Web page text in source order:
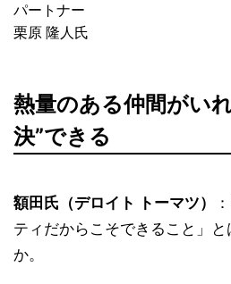
パートナー
栗原 隆人氏
熱量のある仲間がい
決”できる
額田氏（デロイト トーマツ）
ティだからこそできること」
か。